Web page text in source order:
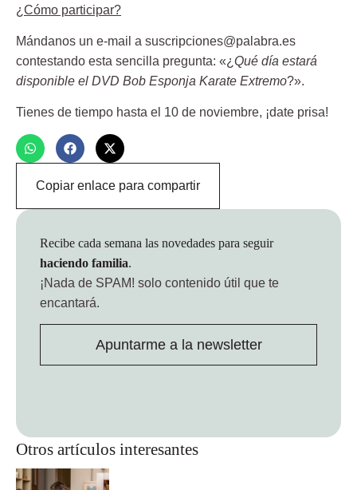
¿Cómo participar?
Mándanos un e-mail a suscripciones@palabra.es
contestando esta sencilla pregunta: «¿ Qué día estará
disponible el DVD Bob Esponja Karate Extremo?».
Tienes de tiempo hasta el 10 de noviembre, ¡date prisa!
Copiar enlace para compartir
Otros artículos interesantes
Recibe cada semana las novedades para seguir
haciendo familia.
¡Nada de SPAM! solo contenido útil que te
encantará.
Apuntarme a la newsletter